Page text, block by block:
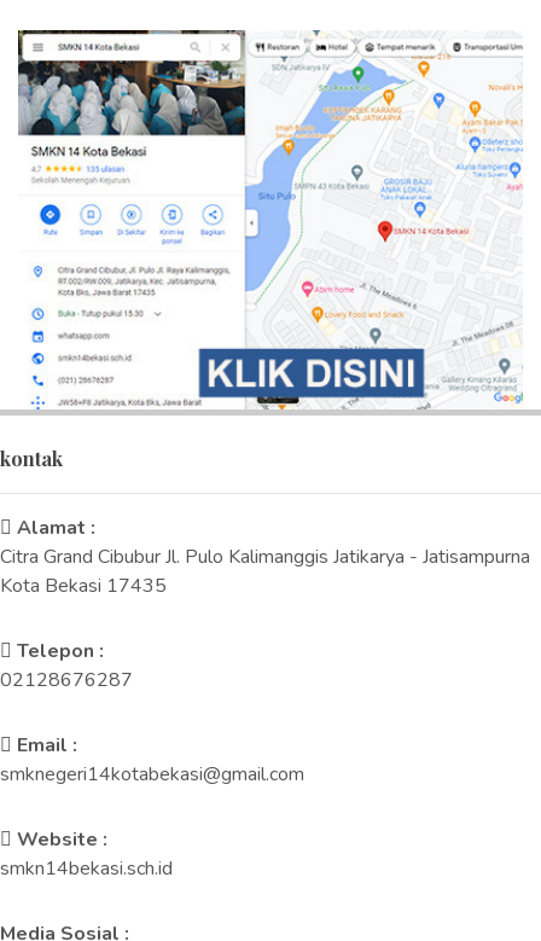
kontak
Alamat :
Citra Grand Cibubur Jl. Pulo Kalimanggis Jatikarya - Jatisampurna
Kota Bekasi 17435
Telepon :
02128676287
Email :
smknegeri14kotabekasi@gmail.com
Website :
smkn14bekasi.sch.id
Media Sosial :